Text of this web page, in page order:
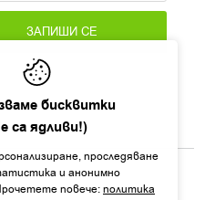
бисквитки
са ядливи!)
проследяване
и анонимно
повече:политика
ЗАПИШИ СЕ